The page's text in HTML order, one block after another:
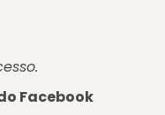
Facebook